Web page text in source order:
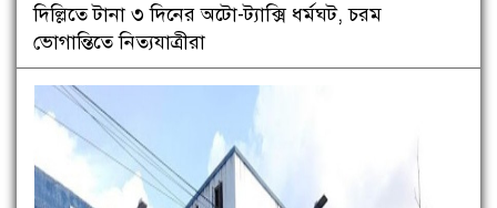
দিল্লিতে টানা ৩ দিনের অটো-ট্যাক্সি ধর্মঘট, চরম
ভোগান্তিতে নিত্যযাত্রীরা